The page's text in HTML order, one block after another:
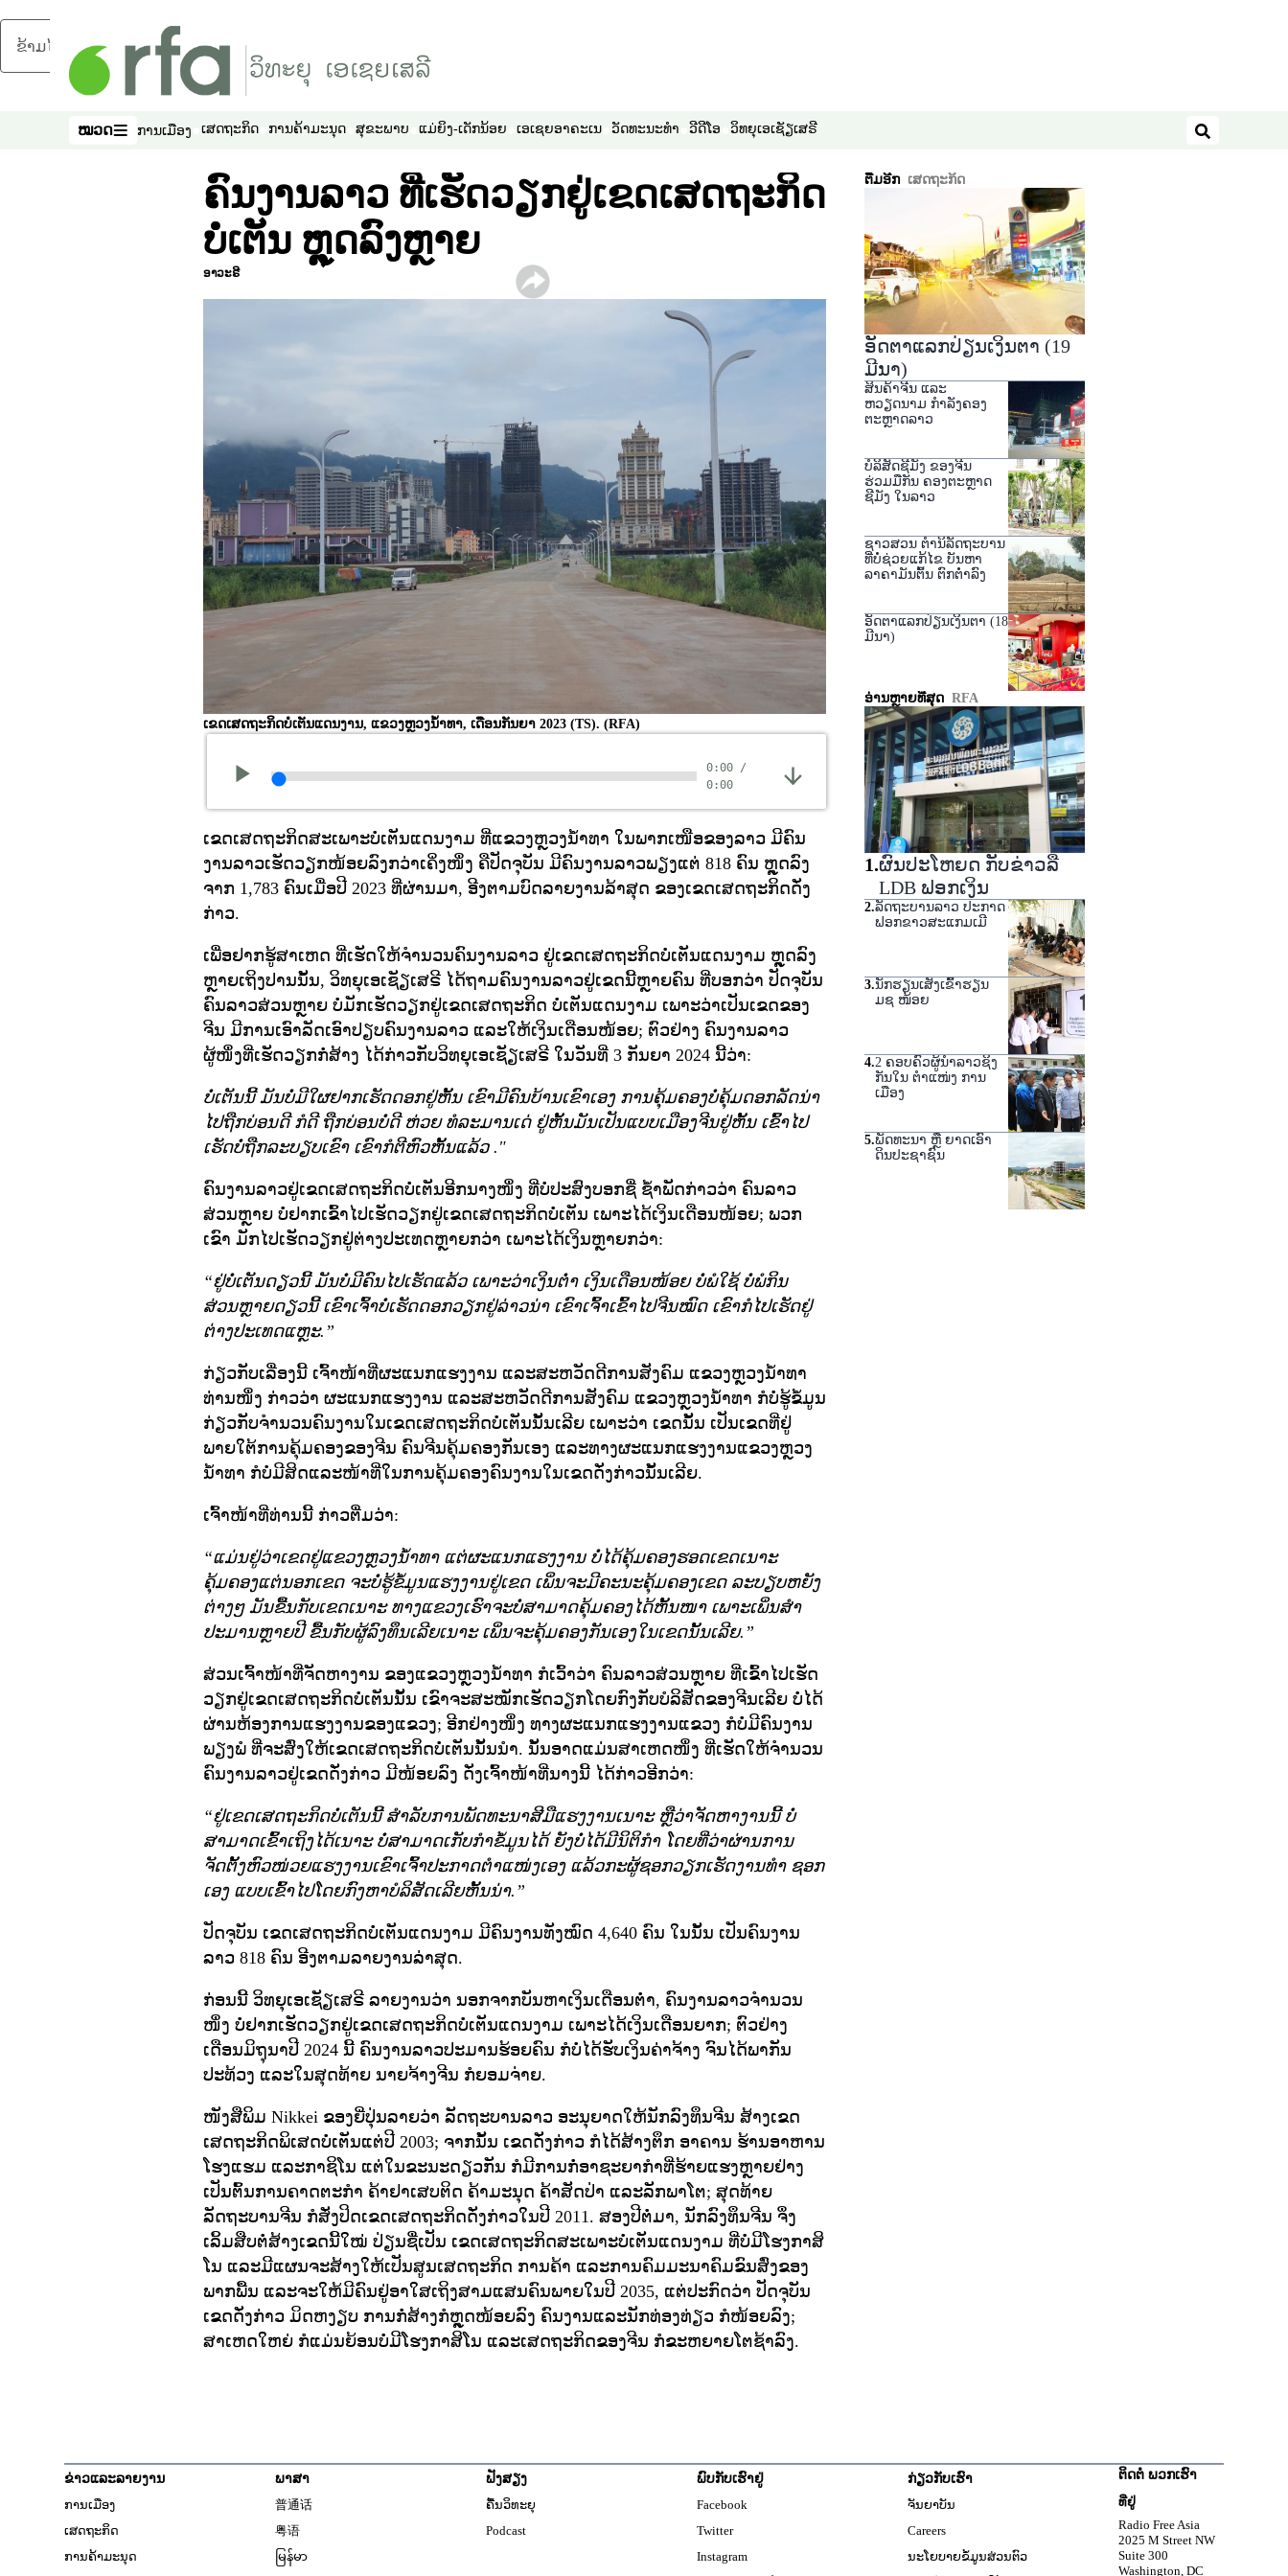
ຂ້າມໄປຍັງເນື້ອຫາຫຼັກ
ໝວດ
ໝວດ ການເມືອງ ເສດຖະກິດ ການຄ້າມະນຸດ ສຸຂະພາບ ແມ່ຍິງ-ເດັກນ້ອຍ ເອເຊຍອາຄະເນ ວັດທະນະທຳ ວີດີໂອ ວິທຍຸເອເຊັຽເສຣີ
ຄົ້ນຫາ
ຄົນງານລາວ ທີ່ເຮັດວຽກຢູ່ເຂດເສດຖະກິດ
ບໍ່ເຕັນ ຫຼຸດລົງຫຼາຍ
ອາວະຣີ
ເຂດເສດຖະກິດບໍ່ເຕັນແດນງານ, ແຂວງຫຼວງນ້ຳທາ, ເດືອນກັນຍາ 2023 (TS). (RFA)
0:00 /
0:00
ເຂດເສດຖະກິດສະເພາະບໍ່ເຕັນແດນງາມ ທີ່ແຂວງຫຼວງນ້ຳທາ ໃນພາກເໜືອຂອງລາວ ມີຄົນ
ງານລາວເຮັດວຽກໜ້ອຍລົງກວ່າເຄິ່ງໜຶ່ງ ຄືປັດຈຸບັນ ມີຄົນງານລາວພຽງແຕ່ 818 ຄົນ ຫຼຸດລົງ
ຈາກ 1,783 ຄົນເມື່ອປີ 2023 ທີ່ຜ່ານມາ, ອີງຕາມບົດລາຍງານລ້າສຸດ ຂອງເຂດເສດຖະກິດດັ່ງ
ກ່າວ.
ເພື່ອຢາກຮູ້ສາເຫດ ທີ່ເຮັດໃຫ້ຈຳນວນຄົນງານລາວ ຢູ່ເຂດເສດຖະກິດບໍ່ເຕັນແດນງາມ ຫຼຸດລົງ
ຫຼາຍເຖິງປານນັ້ນ, ວິທຍຸເອເຊັຽເສຣີ ໄດ້ຖາມຄົນງານລາວຢູ່ເຂດນີ້ຫຼາຍຄົນ ທີ່ບອກວ່າ ປັດຈຸບັນ
ຄົນລາວສ່ວນຫຼາຍ ບໍ່ມັກເຮັດວຽກຢູ່ເຂດເສດຖະກິດ ບໍ່ເຕັນແດນງາມ ເພາະວ່າເປັນເຂດຂອງ
ຈີນ ມີການເອົາລັດເອົາປຽບຄົນງານລາວ ແລະໃຫ້ເງິນເດືອນໜ້ອຍ; ຕົວຢ່າງ ຄົນງານລາວ
ຜູ້ໜຶ່ງທີ່ເຮັດວຽກກໍ່ສ້າງ ໄດ້ກ່າວກັບວິທຍຸເອເຊັຽເສຣີ ໃນວັນທີ່ 3 ກັນຍາ 2024 ນີ້ວ່າ:
ບໍ່ເຕັນນີ້ ມັນບໍ່ມີໃຜຢາກເຮັດດອກຢູ່ຫັ້ນ ເຂົາມີຄົນບ້ານເຂົາເອງ ການຄຸ້ມຄອງບໍ່ຄຸ້ມດອກລັດນ່າ
ໄປຖືກບ່ອນດີ ກໍດີ ຖືກບ່ອນບໍ່ດີ ຫ່ວຍ ທໍລະມານເດ່ ຢູ່ຫັ້ນມັນເປັນແບບເມືອງຈີນຢູ່ຫັ້ນ ເຂົ້າໄປ
ເຮັດບໍ່ຖືກລະບຽບເຂົາ ເຂົາກໍຕີຫົວຫັ້ນແລ້ວ ."
ຄົນງານລາວຢູ່ເຂດເສດຖະກິດບໍ່ເຕັນອີກນາງໜຶ່ງ ທີ່ບໍ່ປະສົງບອກຊື່ ຊ້ຳພັດກ່າວວ່າ ຄົນລາວ
ສ່ວນຫຼາຍ ບໍ່ຢາກເຂົ້າໄປເຮັດວຽກຢູ່ເຂດເສດຖະກິດບໍ່ເຕັນ ເພາະໄດ້ເງິນເດືອນໜ້ອຍ; ພວກ
ເຂົາ ມັກໄປເຮັດວຽກຢູ່ຕ່າງປະເທດຫຼາຍກວ່າ ເພາະໄດ້ເງິນຫຼາຍກວ່າ:
“ຢູ່ບໍ່ເຕັນດຽວນີ້ ມັນບໍ່ມີຄົນໄປເຮັດແລ້ວ ເພາະວ່າເງິນຕ່ຳ ເງິນເດືອນໜ້ອຍ ບໍ່ພໍໃຊ້ ບໍ່ພໍກິນ
ສ່ວນຫຼາຍດຽວນີ້ ເຂົາເຈົ້າບໍ່ເຮັດດອກວຽກຢູ່ລ່າວນ່າ ເຂົາເຈົ້າເຂົ້າໄປຈີນໝົດ ເຂົາກໍໄປເຮັດຢູ່
ຕ່າງປະເທດແຫຼະ.”
ກ່ຽວກັບເລື່ອງນີ້ ເຈົ້າໜ້າທີ່ຜະແນກແຮງງານ ແລະສະຫວັດດີການສັງຄົມ ແຂວງຫຼວງນ້ຳທາ
ທ່ານໜຶ່ງ ກ່າວວ່າ ຜະແນກແຮງງານ ແລະສະຫວັດດີການສັງຄົມ ແຂວງຫຼວງນ້ຳທາ ກໍບໍ່ຮູ້ຂໍ້ມູນ
ກ່ຽວກັບຈຳນວນຄົນງານໃນເຂດເສດຖະກິດບໍ່ເຕັນນັ້ນເລີຍ ເພາະວ່າ ເຂດນັ້ນ ເປັນເຂດທີ່ຢູ່
ພາຍໃຕ້ການຄຸ້ມຄອງຂອງຈີນ ຄົນຈີນຄຸ້ມຄອງກັນເອງ ແລະທາງຜະແນກແຮງງານແຂວງຫຼວງ
ນ້ຳທາ ກໍບໍ່ມີສິດແລະໜ້າທີ່ໃນການຄຸ້ມຄອງຄົນງານໃນເຂດດັ່ງກ່າວນັ້ນເລີຍ.
ເຈົ້າໜ້າທີ່ທ່ານນີ້ ກ່າວຕື່ມວ່າ:
“ແມ່ນຢູ່ວ່າເຂດຢູ່ແຂວງຫຼວງນ້ຳທາ ແຕ່ຜະແນກແຮງງານ ບໍ່ໄດ້ຄຸ້ມຄອງຮອດເຂດເນາະ
ຄຸ້ມຄອງແຕ່ນອກເຂດ ຈະບໍ່ຮູ້ຂໍ້ມູນແຮງງານຢູ່ເຂດ ເພິ່ນຈະມີຄະນະຄຸ້ມຄອງເຂດ ລະບຽບຫຍັງ
ຕ່າງໆ ມັນຂື້ນກັບເຂດເນາະ ທາງແຂວງເຮົາຈະບໍ່ສາມາດຄຸ້ມຄອງໄດ້ຫັ້ນໜາ ເພາະເພິ່ນສຳ
ປະມານຫຼາຍປີ ຂື້ນກັບຜູ້ລົງທຶນເລີຍເນາະ ເພິ່ນຈະຄຸ້ມຄອງກັນເອງໃນເຂດນັ້ນເລີຍ.”
ສ່ວນເຈົ້າໜ້າທີ່ຈັດຫາງານ ຂອງແຂວງຫຼວງນ້ຳທາ ກໍເວົ້າວ່າ ຄົນລາວສ່ວນຫຼາຍ ທີ່ເຂົ້າໄປເຮັດ
ວຽກຢູ່ເຂດເສດຖະກິດບໍ່ເຕັນນັ້ນ ເຂົາຈະສະໝັກເຮັດວຽກໂດຍກົງກັບບໍລິສັດຂອງຈີນເລີຍ ບໍ່ໄດ້
ຜ່ານຫ້ອງການແຮງງານຂອງແຂວງ; ອີກຢ່າງໜຶ່ງ ທາງຜະແນກແຮງງານແຂວງ ກໍບໍ່ມີຄົນງານ
ພຽງພໍ ທີ່ຈະສົ່ງໃຫ້ເຂດເສດຖະກິດບໍ່ເຕັນນັ້ນນຳ. ນັ້ນອາດແມ່ນສາເຫດໜຶ່ງ ທີ່ເຮັດໃຫ້ຈຳນວນ
ຄົນງານລາວຢູ່ເຂດດັ່ງກ່າວ ມີໜ້ອຍລົງ ດັ່ງເຈົ້າໜ້າທີ່ນາງນີ້ ໄດ້ກ່າວອີກວ່າ:
“ຢູ່ເຂດເສດຖະກິດບໍ່ເຕັນນີ້ ສຳລັບການພັດທະນາສີມືແຮງງານເນາະ ຫຼືວ່າຈັດຫາງານນີ້ ບໍ່
ສາມາດເຂົ້າເຖິງໄດ້ເນາະ ບໍ່ສາມາດເກັບກຳຂໍ້ມູນໄດ້ ຍັງບໍ່ໄດ້ມີນິຕິກຳ ໂດຍທີ່ວ່າຜ່ານການ
ຈັດຕັ້ງຫົວໜ່ວຍແຮງງານເຂົາເຈົ້າປະກາດຕຳແໜ່ງເອງ ແລ້ວກະຜູ້ຊອກວຽກເຮັດງານທຳ ຊອກ
ເອງ ແບບເຂົ້າໄປໂດຍກົງຫາບໍລິສັດເລີຍຫັ້ນນ່າ.”
ປັດຈຸບັນ ເຂດເສດຖະກິດບໍ່ເຕັນແດນງາມ ມີຄົນງານທັງໝົດ 4,640 ຄົນ ໃນນັ້ນ ເປັນຄົນງານ
ລາວ 818 ຄົນ ອີງຕາມລາຍງານລ່າສຸດ.
ກ່ອນນີ້ ວິທຍຸເອເຊັຽເສຣີ ລາຍງານວ່າ ນອກຈາກບັນຫາເງິນເດືອນຕ່ຳ, ຄົນງານລາວຈຳນວນ
ໜຶ່ງ ບໍ່ຢາກເຮັດວຽກຢູ່ເຂດເສດຖະກິດບໍ່ເຕັນແດນງາມ ເພາະໄດ້ເງິນເດືອນຍາກ; ຕົວຢ່າງ
ເດືອນມິຖຸນາປີ 2024 ນີ້ ຄົນງານລາວປະມານຮ້ອຍຄົນ ກໍບໍ່ໄດ້ຮັບເງິນຄ່າຈ້າງ ຈົນໄດ້ພາກັນ
ປະທ້ວງ ແລະໃນສຸດທ້າຍ ນາຍຈ້າງຈີນ ກໍຍອມຈ່າຍ.
ໜັງສືພິມ Nikkei ຂອງຍີ່ປຸ່ນລາຍວ່າ ລັດຖະບານລາວ ອະນຸຍາດໃຫ້ນັກລົງທຶນຈີນ ສ້າງເຂດ
ເສດຖະກິດພິເສດບໍ່ເຕັນແຕ່ປີ 2003; ຈາກນັ້ນ ເຂດດັ່ງກ່າວ ກໍໄດ້ສ້າງຕຶກ ອາຄານ ຮ້ານອາຫານ
ໂຮງແຮມ ແລະກາຊິໂນ ແຕ່ໃນຂະນະດຽວກັນ ກໍມີການກໍ່ອາຊະຍາກຳທີ່ຮ້າຍແຮງຫຼາຍຢ່າງ
ເປັນຕົ້ນການຄາດຕະກຳ ຄ້າຢາເສບຕິດ ຄ້າມະນຸດ ຄ້າສັດປ່າ ແລະລັກພາໂຕ; ສຸດທ້າຍ
ລັດຖະບານຈີນ ກໍສັ່ງປິດເຂດເສດຖະກິດດັ່ງກ່າວໃນປີ 2011. ສອງປີຕໍ່ມາ, ນັກລົງທຶນຈີນ ຈຶ່ງ
ເລິ້ມສືບຕໍ່ສ້າງເຂດນີ້ໃໝ່ ປ່ຽນຊື່ເປັນ ເຂດເສດຖະກິດສະເພາະບໍ່ເຕັນແດນງາມ ທີ່ບໍ່ມີໂຮງກາສິ
ໂນ ແລະມີແຜນຈະສ້າງໃຫ້ເປັນສູນເສດຖະກິດ ການຄ້າ ແລະການຄົມມະນາຄົມຂົນສົ່ງຂອງ
ພາກພື້ນ ແລະຈະໃຫ້ມີຄົນຢູ່ອາໃສເຖິງສາມແສນຄົນພາຍໃນປີ 2035, ແຕ່ປະກົດວ່າ ປັດຈຸບັນ
ເຂດດັ່ງກ່າວ ມິດຫງຽບ ການກໍ່ສ້າງກໍຫຼຸດໜ້ອຍລົງ ຄົນງານແລະນັກທ່ອງທ່ຽວ ກໍໜ້ອຍລົງ;
ສາເຫດໃຫຍ່ ກໍແມ່ນຍ້ອນບໍ່ມີໂຮງກາສິໂນ ແລະເສດຖະກິດຂອງຈີນ ກໍຂະຫຍາຍໂຕຊ້າລົງ.
ຕື່ມອີກ ເສດຖະກິດ
ອັດຕາແລກປ່ຽນເງິນຕາ (19
ມີນາ)
ສິນຄ້າຈີນ ແລະ
ຫວຽດນາມ ກໍາລັງຄອງ
ຕະຫຼາດລາວ
ບໍລິສັດຊີມັງ ຂອງຈີນ
ຮ່ວມມືກັນ ຄອງຕະຫຼາດ
ຊີມັງ ໃນລາວ
ຊາວສວນ ຕໍານິລັດຖະບານ
ທີ່ບໍ່ຊ່ວຍແກ້ໄຂ ບັນຫາ
ລາຄາມັນຕົ້ນ ຕົກຕໍ່າລົງ
ອັດຕາແລກປ່ຽນເງິນຕາ (18
ມີນາ)
ອ່ານຫຼາຍທີ່ສຸດ RFA
1.ຜົນປະໂຫຍດ ກັບຂ່າວລື
LDB ຟອກເງິນ
2.ລັດຖະບານລາວ ປະກາດ
ຟອກຂາວສະແກມເມີ
3.ນັກຮຽນເສັງເຂົ້າຮຽນ
ມຊ ໜ້ອຍ
4.2 ຄອບຄົວຜູ້ນໍາລາວຊິງ
ກັນໃນ ຕໍາແໜ່ງ ການ
ເມືອງ
5.ພັດທະນາ ຫຼື ຍາດເອົາ
ດິນປະຊາຊົນ
ຂ່າວແລະລາຍງານ
ການເມືອງ
ເສດຖະກິດ
ການຄ້າມະນຸດ
ພາສາ
普通话
粤语
မြန်မာ
ຟັງສຽງ
ຄື້ນວິທະຍຸ
Podcast
ພົບກັບເຮົາຢູ່
Facebook
Twitter
Instagram
ກ່ຽວກັບເຮົາ
ຈັນຍາບັນ
Careers
ນະໂຍບາຍຂໍ້ມູນສ່ວນຕົວ
ຕິດຕໍ່ ພວກເຮົາ
ທີ່ຢູ່
Radio Free Asia
2025 M Street NW
Suite 300
Washington, DC